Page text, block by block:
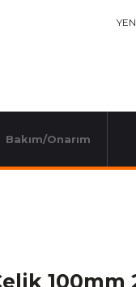
Bakım/Onarım
100mm